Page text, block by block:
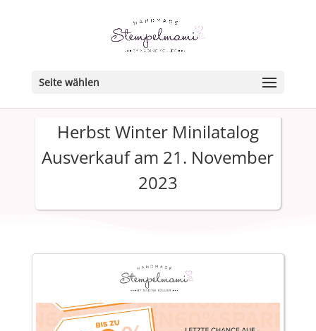
Seite wählen
Herbst Winter Minilatalog
Ausverkauf am 21. November
2023